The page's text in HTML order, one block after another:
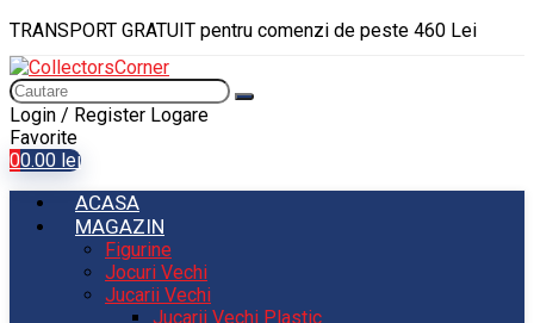
TRANSPORT GRATUIT pentru comenzi de peste 460 Lei
Login / Register Logare
Favorite
00.00 lei
ACASA
MAGAZIN
Figurine
Jocuri Vechi
Jucarii Vechi
Jucarii Vechi Plastic